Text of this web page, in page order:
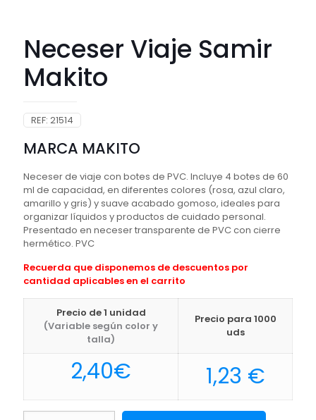
Neceser Viaje Samir
Makito
REF: 21514
MARCA MAKITO
Neceser de viaje con botes de PVC. Incluye 4 botes de 60
ml de capacidad, en diferentes colores (rosa, azul claro,
amarillo y gris) y suave acabado gomoso, ideales para
organizar líquidos y productos de cuidado personal.
Presentado en neceser transparente de PVC con cierre
hermético. PVC
Recuerda que disponemos de descuentos por
cantidad aplicables en el carrito
Precio de 1 unidad
(Variable según color y
talla)
Precio para 1000
uds
2,40€ 1,23 €